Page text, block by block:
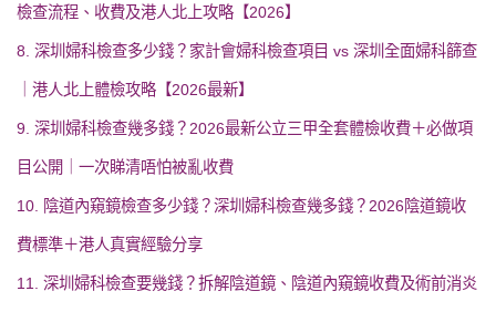
檢查流程、收費及港人北上攻略【2026】
8. 深圳婦科檢查多少錢？家計會婦科檢查項目 vs 深圳全面婦科篩查
｜港人北上體檢攻略【2026最新】
9. 深圳婦科檢查幾多錢？2026最新公立三甲全套體檢收費＋必做項
目公開｜一次睇清唔怕被亂收費
10. 陰道內窺鏡檢查多少錢？深圳婦科檢查幾多錢？2026陰道鏡收
費標準＋港人真實經驗分享
11. 深圳婦科檢查要幾錢？拆解陰道鏡、陰道內窺鏡收費及術前消炎